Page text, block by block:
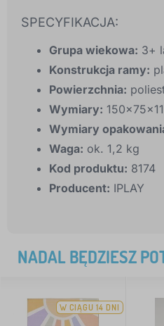
SPECYFIKACJA:
Grupa wiekowa: 3+
Konstrukcja ramy:
Powierzchnia:
Wymiary:
Wymiary
Waga: ok. 1,2 kg
Kod produktu: 8174
Producent: IPLAY
NADAL BĘDZIESZ
W CIĄGU 14 DNI